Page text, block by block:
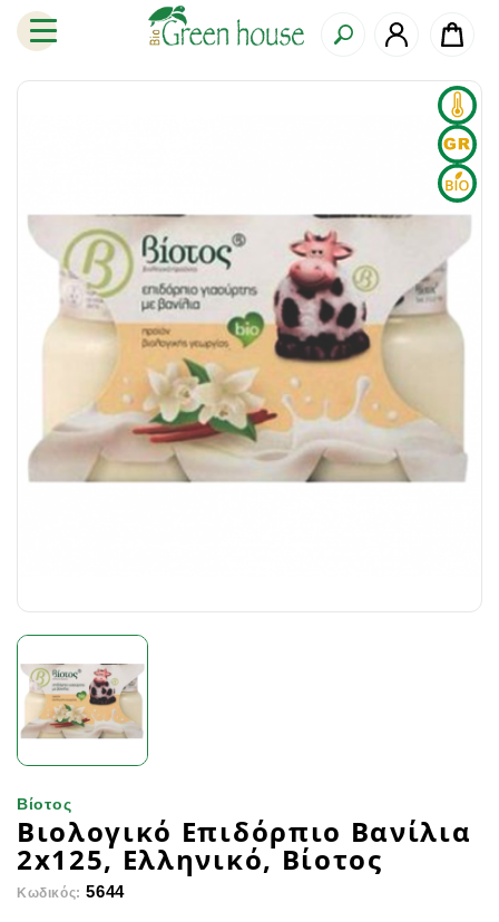
Βίοτος
Βιολογικό Επιδόρπιο Βανίλια
2x125, Ελληνικό, Βίοτος
Κωδικός: 5644